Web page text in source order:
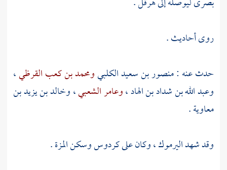
روى أحاديث .
حدث عنه :منصور بن سعيد الكلبيومحمد بن كعب القرظي،
وعبد الله بن شداد بن الهاد،وعامر الشعبي،وخالد بن يزيد بن
معاوية.
وقد شهداليرموك، وكان علىكردوسوسكنالمزة.